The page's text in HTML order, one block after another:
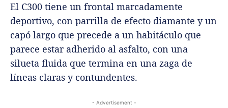
El C300 tiene un frontal marcadamente
deportivo, con parrilla de efecto diamante y un
capó largo que precede a un habitáculo que
parece estar adherido al asfalto, con una
silueta fluida que termina en una zaga de
líneas claras y contundentes.
- Advertisement -